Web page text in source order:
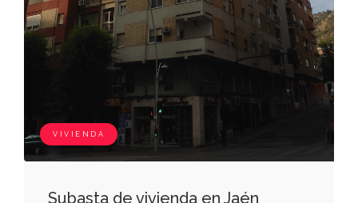
tomo 2.223, libro 224, folio 433, finca registral
número 14.946. referencia
catastral:1509911vg2810n0001sq. código
registral único: 23015000487448.
VIVIENDA
Subasta de vivienda en Jaén